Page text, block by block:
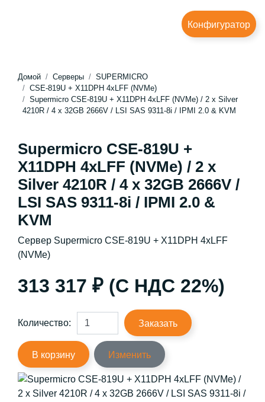
Конфигуратор
Домой Серверы
SUPERMICRO
CSE-819U + X11DPH 4xLFF (NVMe)
Supermicro CSE-819U + X11DPH 4xLFF (NVMe) / 2 x Silver
4210R / 4 x 32GB 2666V / LSI SAS 9311-8i / IPMI 2.0 & KVM
Supermicro CSE-819U +
X11DPH 4xLFF (NVMe) / 2 x
Silver 4210R / 4 x 32GB 2666V /
LSI SAS 9311-8i / IPMI 2.0 &
KVM
Сервер Supermicro CSE-819U + X11DPH 4xLFF
(NVMe)
313 317 ₽ (С НДС 22%)
Количество: Заказать
В корзину Изменить